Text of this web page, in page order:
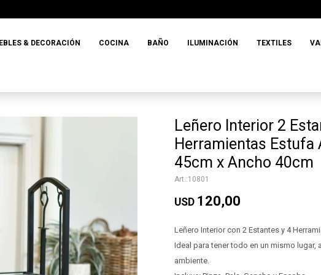
& DECORACIÓN COCINA BAÑO ILUMINACIÓN TEXTILES
Leñero Interior 2
Herramientas Estufa
45cm x Ancho 40cm
10801
USD 120,00
Leñero Interior con 2 Estantes y 4
Ideal para tener todo en un mismo lugar,
ambiente.